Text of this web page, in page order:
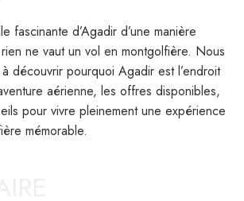
fascinante d’Agadir d’une manière
ne vaut un vol en montgolfière. Nous
découvrir pourquoi Agadir est l’endroit
aérienne, les offres disponibles,
pour vivre pleinement une expérience
mémorable.